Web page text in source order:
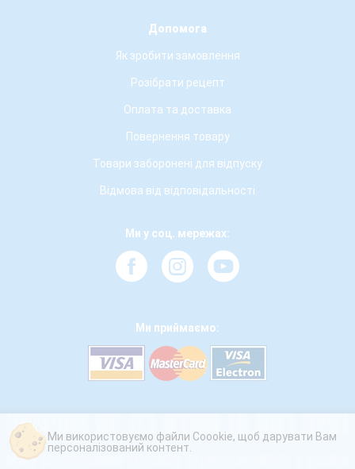
Допомога
Як зробити замовлення
Розібрати рецепт
Оплата та доставка
Повернення товару
Товари заборонені для відпуску
Відмова від відповідальності
Ми у соц. мережах:
Ми приймаємо:
Ми використовуємо файли Coookie, щоб дарувати Вам
персоналізований контент.